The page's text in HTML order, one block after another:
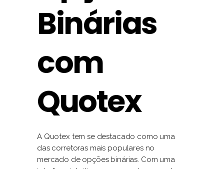
Binárias
com
Quotex
A Quotex tem se destacado como uma
das corretoras mais populares no
mercado de opções binárias. Com uma